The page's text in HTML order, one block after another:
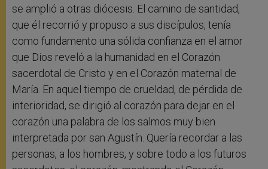
se amplió a otras diócesis. El camino de santidad,
que él recorrió y propuso a sus discípulos, tenía
como fundamento una sólida confianza en el amor
que Dios reveló a la humanidad en el Corazón
sacerdotal de Cristo y en el Corazón maternal de
María. En aquel tiempo de crueldad, de pérdida de
interioridad, se dirigió al corazón para dejar en el
corazón una palabra de los salmos muy bien
interpretada por san Agustín. Quería recordar a las
personas, a los hombres, y sobre todo a los futuros